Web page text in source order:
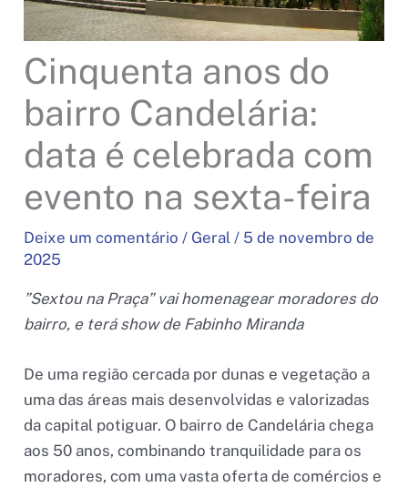
Cinquenta anos do
bairro Candelária:
data é celebrada com
evento na sexta-feira
Deixe um comentário / Geral / 5 de novembro de
2025
”Sextou na Praça” vai homenagear moradores do
bairro, e terá show de Fabinho Miranda
De uma região cercada por dunas e vegetação a
uma das áreas mais desenvolvidas e valorizadas
da capital potiguar. O bairro de Candelária chega
aos 50 anos, combinando tranquilidade para os
moradores, com uma vasta oferta de comércios e